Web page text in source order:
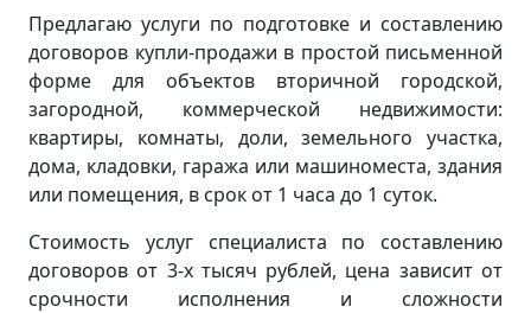
Предлагаю услуги по подготовке и составлению
договоров купли-продажи в простой письменной
форме для объектов вторичной городской,
загородной, коммерческой недвижимости:
квартиры, комнаты, доли, земельного участка,
дома, кладовки, гаража или машиноместа, здания
или помещения, в срок от 1 часа до 1 суток.
Стоимость услуг специалиста по составлению
договоров от 3-х тысяч рублей, цена зависит от
срочности исполнения и сложности